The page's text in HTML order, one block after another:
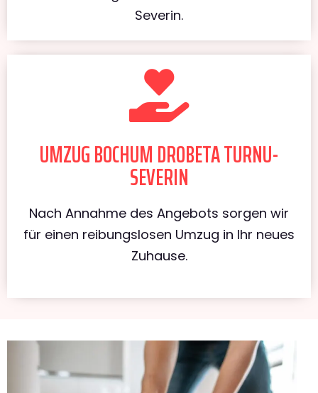
Severin.
UMZUG BOCHUM DROBETA TURNU-
SEVERIN
Nach Annahme des Angebots sorgen wir
für einen reibungslosen Umzug in Ihr neues
Zuhause.